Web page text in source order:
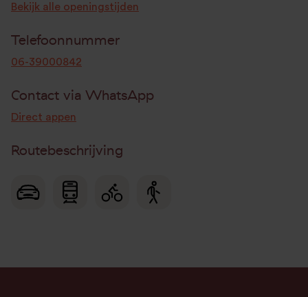
Bekijk alle openingstijden
Telefoonnummer
06-39000842
Contact via WhatsApp
Direct appen
Routebeschrijving